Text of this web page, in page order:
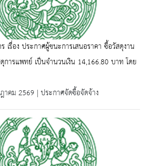
เรื่อง ประกาศผู้ชนะการเสนอราคา ซื้อวัสดุงาน
การแพทย์ เป็นจำนวนเงิน 14,166.80 บาท โดย
คม 2569 | ประกาศจัดซื้อจัดจ้าง